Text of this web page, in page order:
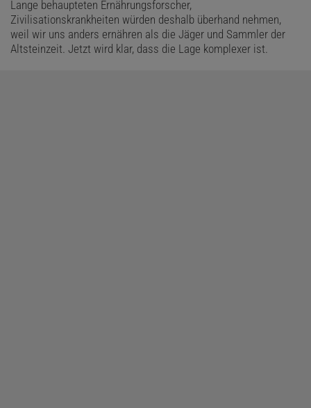
Lange behaupteten Ernährungsforscher,
Zivilisationskrankheiten würden deshalb überhand nehmen,
weil wir uns anders ernähren als die Jäger und Sammler der
Altsteinzeit. Jetzt wird klar, dass die Lage komplexer ist.